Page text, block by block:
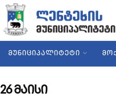
ᲛᲣᲜᲘᲪᲘᲞᲐᲚᲘᲢᲔᲢᲘ
26 მაისი